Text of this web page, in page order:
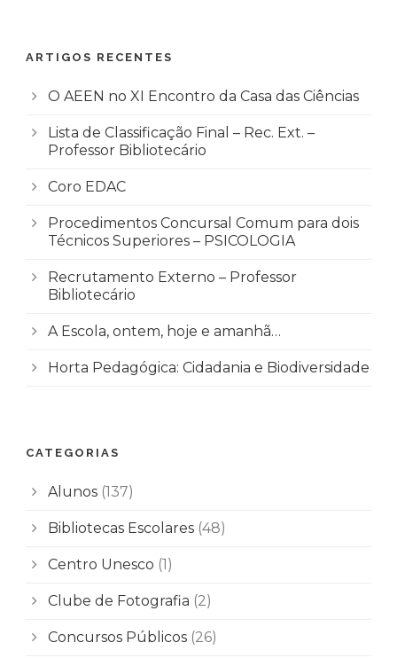
ARTIGOS RECENTES
O AEEN no XI Encontro da Casa das Ciências
Lista de Classificação Final – Rec. Ext. –
Professor Bibliotecário
Coro EDAC
Procedimentos Concursal Comum para dois
Técnicos Superiores – PSICOLOGIA
Recrutamento Externo – Professor
Bibliotecário
A Escola, ontem, hoje e amanhã…
Horta Pedagógica: Cidadania e Biodiversidade
CATEGORIAS
Alunos (137)
Bibliotecas Escolares (48)
Centro Unesco (1)
Clube de Fotografia (2)
Concursos Públicos (26)